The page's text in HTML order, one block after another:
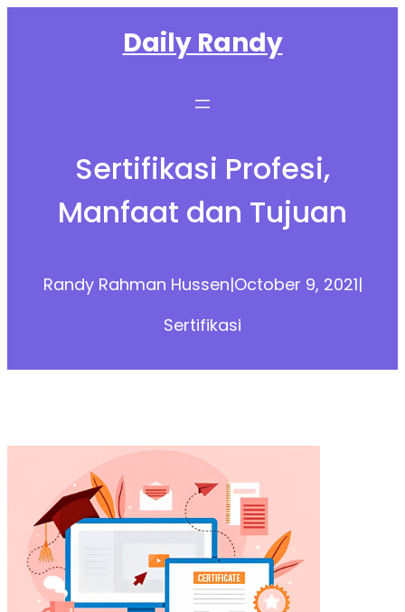
Daily Randy
Sertifikasi Profesi,
Manfaat dan Tujuan
Randy Rahman Hussen|October 9, 2021|
Sertifikasi